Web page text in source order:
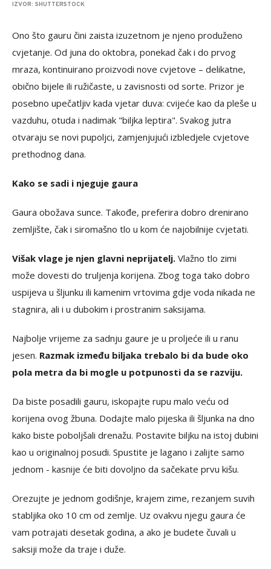
IZVOR: SHUTTERSTOCK
Ono što gauru čini zaista izuzetnom je njeno produženo
cvjetanje. Od juna do oktobra, ponekad čak i do prvog
mraza, kontinuirano proizvodi nove cvjetove – delikatne,
obično bijele ili ružičaste, u zavisnosti od sorte. Prizor je
posebno upečatljiv kada vjetar duva: cvijeće kao da pleše u
vazduhu, otuda i nadimak "biljka leptira". Svakog jutra
otvaraju se novi pupoljci, zamjenjujući izbledjele cvjetove
prethodnog dana.
Kako se sadi i njeguje gaura
Gaura obožava sunce. Takođe, preferira dobro drenirano
zemljište, čak i siromašno tlo u kom će najobilnije cvjetati.
Višak vlage je njen glavni neprijatelj. Vlažno tlo zimi
može dovesti do truljenja korijena. Zbog toga tako dobro
uspijeva u šljunku ili kamenim vrtovima gdje voda nikada ne
stagnira, ali i u dubokim i prostranim saksijama.
Najbolje vrijeme za sadnju gaure je u proljeće ili u ranu
jesen. Razmak između biljaka trebalo bi da bude oko
pola metra da bi mogle u potpunosti da se razviju.
Da biste posadili gauru, iskopajte rupu malo veću od
korijena ovog žbuna. Dodajte malo pijeska ili šljunka na dno
kako biste poboljšali drenažu. Postavite biljku na istoj dubini
kao u originalnoj posudi. Spustite je lagano i zalijte samo
jednom - kasnije će biti dovoljno da sačekate prvu kišu.
Orezujte je jednom godišnje, krajem zime, rezanjem suvih
stabljika oko 10 cm od zemlje. Uz ovakvu njegu gaura će
vam potrajati desetak godina, a ako je budete čuvali u
saksiji može da traje i duže.